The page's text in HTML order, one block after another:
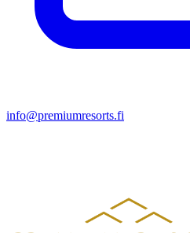
info@premiumresorts.fi